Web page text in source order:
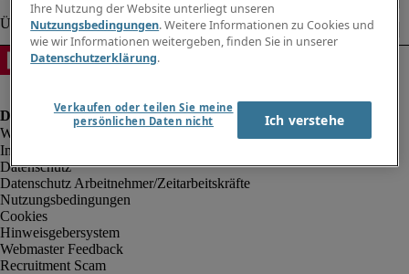
Impressum
Datenschutz
Datenschutz Arbeitnehmer/Zeitarbeitskräfte
Nutzungsbedingungen
Cookies
Hinweisgebersystem
Webmaster Feedback
Recruitment Scam
Ihre Nutzung der Website unterliegt unseren
Nutzungsbedingungen. Weitere Informationen zu Cookies und
wie wir Informationen weitergeben, finden Sie in unserer
Datenschutzerklärung.
Verkaufen oder teilen Sie meine
persönlichen Daten nicht
Ich verstehe